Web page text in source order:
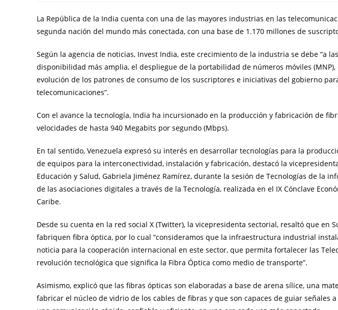
La República de la India cuenta con una de las mayores industrias en las
segunda nación del mundo más conectada, con una base de 1.170 millones de
Según la agencia de noticias, Invest India, este crecimiento de la industria se debe “a
disponibilidad más amplia, el despliegue de la portabilidad de números móviles (MNP),
evolución de los patrones de consumo de los suscriptores e iniciativas del gobierno
telecomunicaciones”.
Con el avance la tecnología, India ha incursionado en la producción y fabricación de
velocidades de hasta 940 Megabits por segundo (Mbps).
En tal sentido, Venezuela expresó su interés en desarrollar tecnologías para la
de equipos para la interconectividad, instalación y fabricación, destacó la
Educación y Salud, Gabriela Jiménez Ramírez, durante la sesión de Tecnologías de la
de las asociaciones digitales a través de la Tecnología, realizada en el IX Cónclave
Caribe.
Desde su cuenta en la red social X (Twitter), la vicepresidenta sectorial, resaltó que en
fabriquen fibra óptica, por lo cual “consideramos que la infraestructura industrial
noticia para la cooperación internacional en este sector, que permita fortalecer las
revolución tecnológica que significa la Fibra Óptica como medio de transporte”.
Asimismo, explicó que las fibras ópticas son elaboradas a base de arena sílice, una
fabricar el núcleo de vidrio de los cables de fibras y que son capaces de guiar señales